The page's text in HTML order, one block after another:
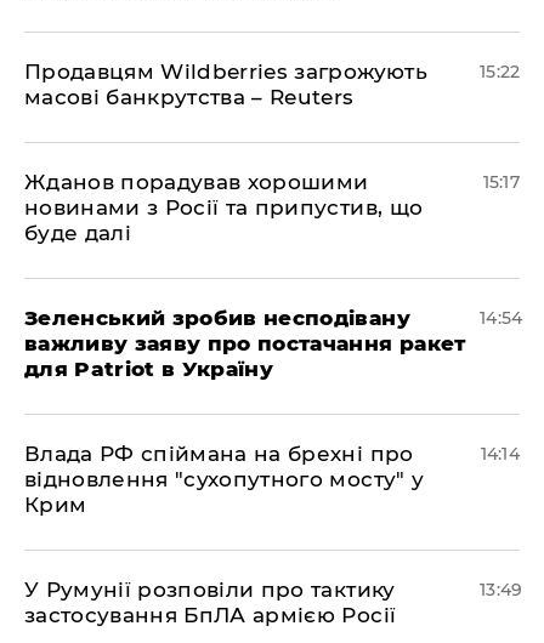
Продавцям Wildberries загрожують
масові банкрутства – Reuters
15:22
Жданов порадував хорошими
новинами з Росії та припустив, що
буде далі
15:17
Зеленський зробив несподівану
важливу заяву про постачання ракет
для Patriot в Україну
14:54
Влада РФ спіймана на брехні про
відновлення "сухопутного мосту" у
Крим
14:14
У Румунії розповіли про тактику
застосування БпЛА армією Росії
13:49